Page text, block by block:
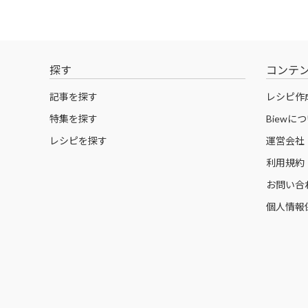
探す
記事を探す
特集を探す
レシピを探す
コンテ
レシピ作
Biewにつ
運営会社
利用規約
お問い合
個人情報